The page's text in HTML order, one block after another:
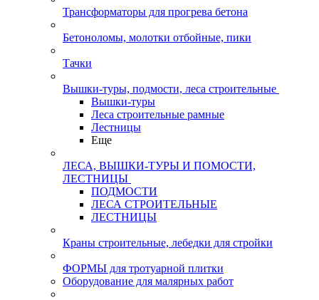
Трансформаторы для прогрева бетона
Бетоноломы, молотки отбойные, пики
Тачки
Вышки-туры, подмости, леса строительные
Вышки-туры
Леса строительные рамные
Лестницы
Еще
ЛЕСА, ВЫШКИ-ТУРЫ И ПОМОСТИ,
ЛЕСТНИЦЫ
ПОДМОСТИ
ЛЕСА СТРОИТЕЛЬНЫЕ
ЛЕСТНИЦЫ
Краны строительные, лебедки для стройки
ФОРМЫ для тротуарной плитки
Оборудование для малярных работ